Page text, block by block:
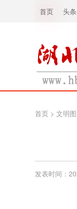
首页 头条
首页 > 文明
发表时间：